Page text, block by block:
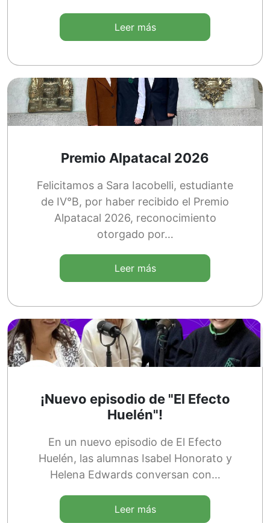
Leer más
Premio Alpatacal 2026
Felicitamos a Sara Iacobelli, estudiante
de IV°B, por haber recibido el Premio
Alpatacal 2026, reconocimiento
otorgado por…
Leer más
¡Nuevo episodio de "El Efecto
Huelén"!
En un nuevo episodio de El Efecto
Huelén, las alumnas Isabel Honorato y
Helena Edwards conversan con…
Leer más